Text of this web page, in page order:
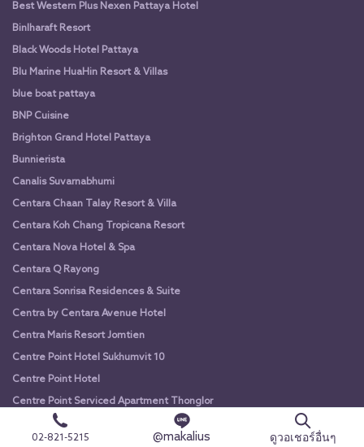
Best Western Plus Nexen Pattaya Hotel
Binlharaft Resort
Black Woods Hotel Pattaya
Blu Marine HuaHin Resort & Villas
blue boat pattaya
BNP Cuisine
Brighton Grand Hotel Pattaya
Bunnierista
Canalis Suvarnabhumi
Centara Chaan Talay Resort & Villa
Centara Koh Chang Tropicana Resort
Centara Nova Hotel & Spa
Centara Q Rayong
Centara Sonrisa Residences & Suite
Centra by Centara Avenue Hotel
Centra Maris Resort Jomtien
Centre Point Hotel Sukhumvit 10
Centre Point Hotel
Centre Point Serviced Apartment Thonglor
Chaanburi Boutique Resort
02-821-5215 @makalius ดูวอเชอร์อื่นๆ